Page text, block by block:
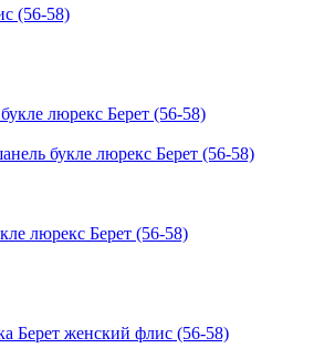
(56-58)
букле люрекс Берет (56-58)
люрекс Берет (56-58)